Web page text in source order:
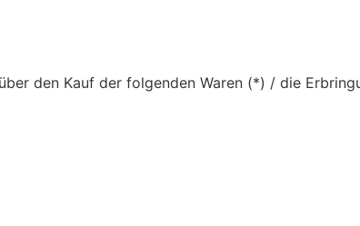
den Kauf der folgenden Waren (*) / die